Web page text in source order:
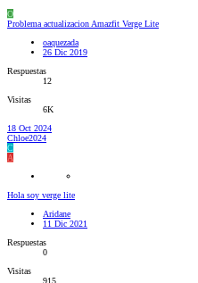
O
Problema actualizacion Amazfit Verge Lite
oaquezada
26 Dic 2019
Respuestas
12
Visitas
6K
18 Oct 2024
Chloe2024
C
A
Hola soy verge lite
Aridane
11 Dic 2021
Respuestas
0
Visitas